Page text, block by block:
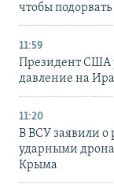
чтобы
11:59
Президент США
давление на
11:20
В ВСУ заявили о
ударными
Крыма